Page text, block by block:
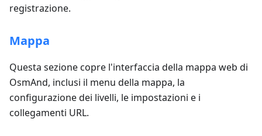
registrazione.
Mappa
Questa sezione copre l'interfaccia della mappa web di
OsmAnd, inclusi il menu della mappa, la
configurazione dei livelli, le impostazioni e i
collegamenti URL.